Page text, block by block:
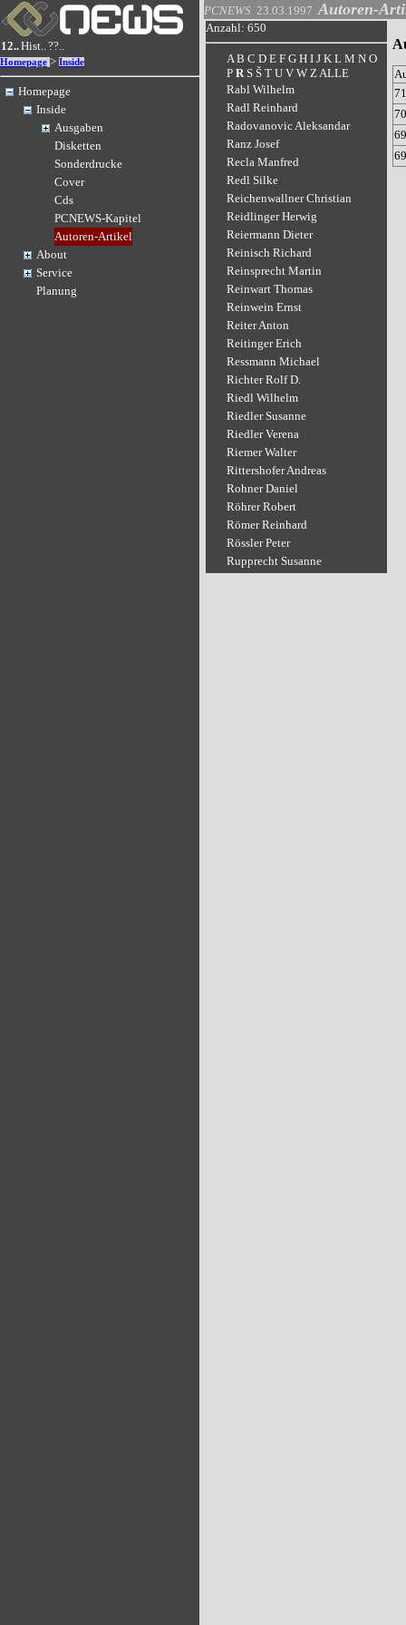
12..Hist..??..
Homepage > Inside
Homepage
Inside
Ausgaben
Disketten
Sonderdrucke
Cover
Cds
PCNEWS-Kapitel
Autoren-Artikel
About
Service
Planung
PCNEWS 23.03.1997 Autoren-
Anzahl: 650
A B C D E F G H I J K L M N O
P R S Š T U V W ZALLE
Rabl Wilhelm
Radl Reinhard
Radovanovic Aleksandar
Ranz Josef
Recla Manfred
Redl Silke
Reichenwallner Christian
Reidlinger Herwig
Reiermann Dieter
Reinisch Richard
Reinsprecht Martin
Reinwart Thomas
Reinwein Ernst
Reiter Anton
Reitinger Erich
Ressmann Michael
Richter Rolf D.
Riedl Wilhelm
Riedler Susanne
Riedler Verena
Riemer Walter
Rittershofer Andreas
Rohner Daniel
Röhrer Robert
Römer Reinhard
Rössler Peter
Rupprecht Susanne
71
70
69
69